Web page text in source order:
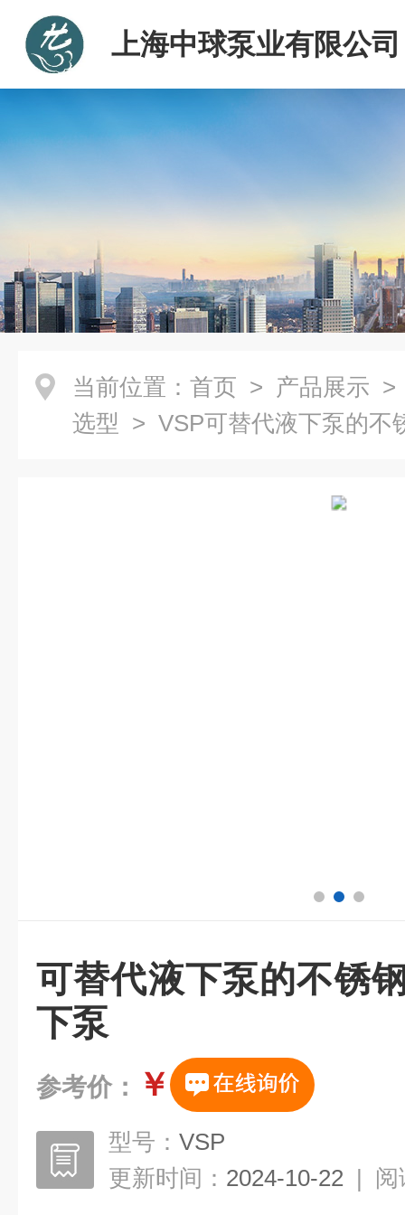
上海中球泵业有限公司
当前位置： 首页 > 产品展示
选型 > VSP可替代液下泵的不
可替代液下泵的不锈
下泵
参考价： ￥
型号： VSP
更新时间： 2024-10-22 | 阅